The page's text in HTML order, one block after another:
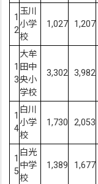
1
2
玉川
小学
校
1,027 1,207
1
3
大牟
田中
央小
学校
3,302 3,982
1
4
白川
小学
校
1,730 2,053
1
5
白光
中学
校
1,389 1,677